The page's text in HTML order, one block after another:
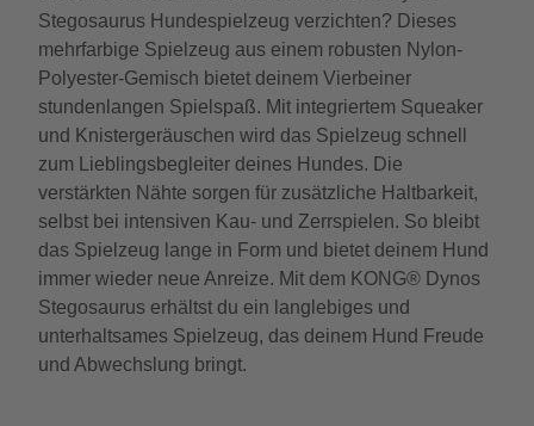
Stegosaurus Hundespielzeug verzichten? Dieses
mehrfarbige Spielzeug aus einem robusten Nylon-
Polyester-Gemisch bietet deinem Vierbeiner
stundenlangen Spielspaß. Mit integriertem Squeaker
und Knistergeräuschen wird das Spielzeug schnell
zum Lieblingsbegleiter deines Hundes. Die
verstärkten Nähte sorgen für zusätzliche Haltbarkeit,
selbst bei intensiven Kau- und Zerrspielen. So bleibt
das Spielzeug lange in Form und bietet deinem Hund
immer wieder neue Anreize. Mit dem KONG® Dynos
Stegosaurus erhältst du ein langlebiges und
unterhaltsames Spielzeug, das deinem Hund Freude
und Abwechslung bringt.